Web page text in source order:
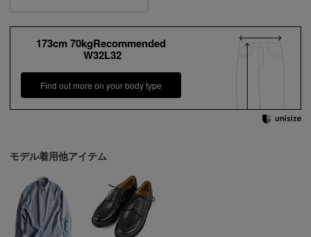
173cm 70kgRecommended
W32L32
Find out more on your body type
モデル着用他アイテム